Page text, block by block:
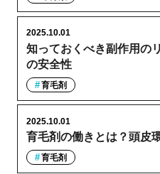
知っておくべき副作用の
の安全性
2025.10.01
育毛剤
育毛剤の働きとは？頭皮
2025.10.01
育毛剤